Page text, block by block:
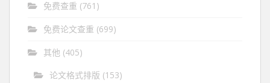
免费查重 (761)
免费论文查重 (699)
其他 (405)
论文格式排版 (153)